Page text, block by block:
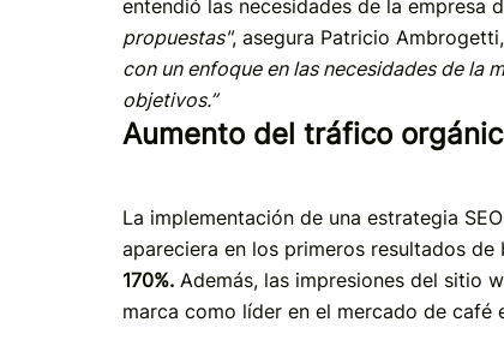
entendió las necesidades de la empresa
propuestas", asegura Patricio
con un enfoque en las necesidades de la
objetivos.”
Aumento del tráfico
La implementación de una estrategia
apareciera en los primeros resultados
170%. Además, las impresiones del sitio
marca como líder en el mercado de café